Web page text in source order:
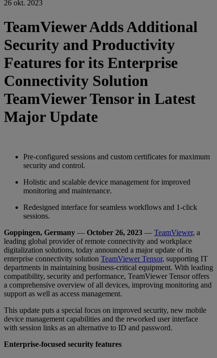
26 okt. 2023
TeamViewer Adds Additional
Security and Productivity
Features for its Enterprise
Connectivity Solution
TeamViewer Tensor in Latest
Major Update
Pre-configured sessions and custom certificates for maximum
security and control.
Holistic and scalable device management for improved
monitoring and maintenance.
Redesigned interface for seamless workflows and 1-click
sessions.
Goppingen, Germany — October 26, 2023 — TeamViewer, a
leading global provider of remote connectivity and workplace
digitalization solutions, today announced a major update of its
enterprise connectivity solution TeamViewer Tensor, supporting IT
departments in maintaining business-critical equipment. With leading
compatibility, security and performance, TeamViewer Tensor offers
a comprehensive overview of all devices, improving monitoring and
support as well as access management.
This update puts a special focus on improved security, new mobile
device management capabilities and the reworked user interface
with session links as an alternative to ID and password.
Enterprise-focused security features